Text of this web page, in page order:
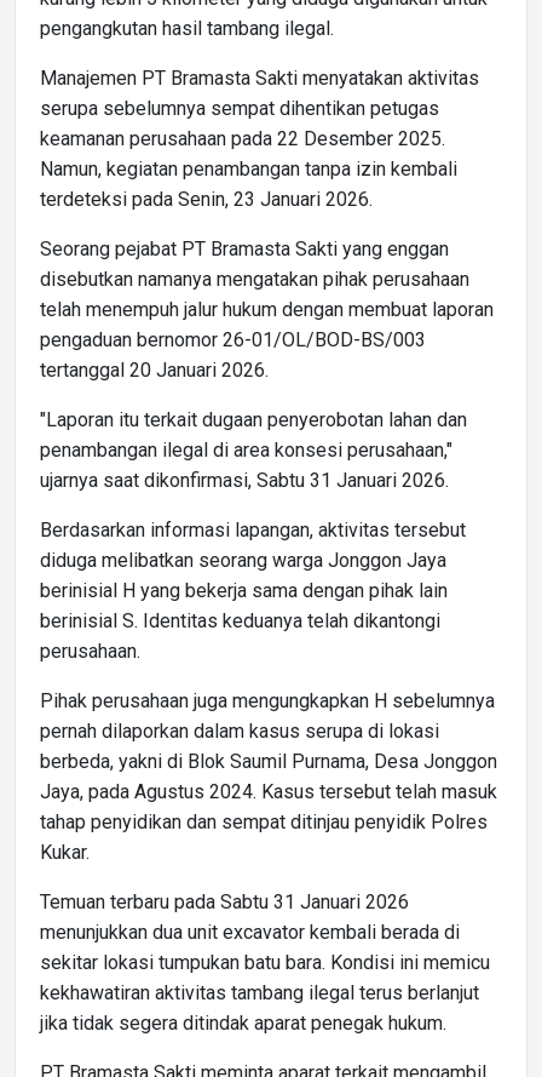
pengangkutan hasil tambang ilegal.
Manajemen PT Bramasta Sakti menyatakan aktivitas
serupa sebelumnya sempat dihentikan petugas
keamanan perusahaan pada 22 Desember 2025.
Namun, kegiatan penambangan tanpa izin kembali
terdeteksi pada Senin, 23 Januari 2026.
Seorang pejabat PT Bramasta Sakti yang enggan
disebutkan namanya mengatakan pihak perusahaan
telah menempuh jalur hukum dengan membuat laporan
pengaduan bernomor 26-01/OL/BOD-BS/003
tertanggal 20 Januari 2026.
"Laporan itu terkait dugaan penyerobotan lahan dan
penambangan ilegal di area konsesi perusahaan,"
ujarnya saat dikonfirmasi, Sabtu 31 Januari 2026.
Berdasarkan informasi lapangan, aktivitas tersebut
diduga melibatkan seorang warga Jonggon Jaya
berinisial H yang bekerja sama dengan pihak lain
berinisial S. Identitas keduanya telah dikantongi
perusahaan.
Pihak perusahaan juga mengungkapkan H sebelumnya
pernah dilaporkan dalam kasus serupa di lokasi
berbeda, yakni di Blok Saumil Purnama, Desa Jonggon
Jaya, pada Agustus 2024. Kasus tersebut telah masuk
tahap penyidikan dan sempat ditinjau penyidik Polres
Kukar.
Temuan terbaru pada Sabtu 31 Januari 2026
menunjukkan dua unit excavator kembali berada di
sekitar lokasi tumpukan batu bara. Kondisi ini memicu
kekhawatiran aktivitas tambang ilegal terus berlanjut
jika tidak segera ditindak aparat penegak hukum.